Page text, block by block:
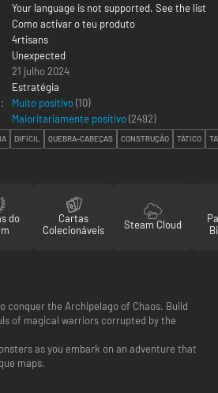
Your language is not supported. See the list
Como activar o teu produto
4rtisans
Unexpected
21 julho 2024
Estratégia
Muito positivo(10)
Maioritariamente positivo(2492)
DIFÍCIL QUEBRA-CABEÇAS CONSTRUÇÃO TÁTICO
do
Cartas
Colecionáveis
Steam Cloud
conquer the Archipelago of Chaos. Build
of magical warriors corrupted by the
as you embark on an adventure that
maps.